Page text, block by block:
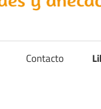
Contacto